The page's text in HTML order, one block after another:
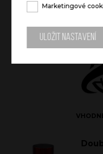
Marketingové
Uložit nastavení
TEPLÝ